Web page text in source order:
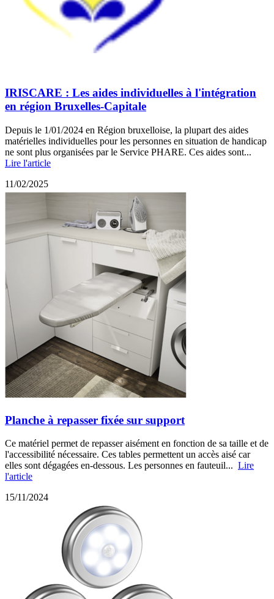
IRISCARE : Les aides individuelles à l'intégration
en région Bruxelles-Capitale
Depuis le 1/01/2024 en Région bruxelloise, la plupart des aides
matérielles individuelles pour les personnes en situation de handicap
ne sont plus organisées par le Service PHARE. Ces aides sont...
Lire l'article
11/02/2025
Planche à repasser fixée sur support
Ce matériel permet de repasser aisément en fonction de sa taille et de
l'accessibilité nécessaire. Ces tables permettent un accès aisé car
elles sont dégagées en-dessous. Les personnes en fauteuil... Lire
l'article
15/11/2024